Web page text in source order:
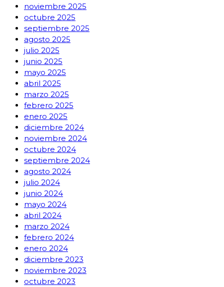
noviembre 2025
octubre 2025
septiembre 2025
agosto 2025
julio 2025
junio 2025
mayo 2025
abril 2025
marzo 2025
febrero 2025
enero 2025
diciembre 2024
noviembre 2024
octubre 2024
septiembre 2024
agosto 2024
julio 2024
junio 2024
mayo 2024
abril 2024
marzo 2024
febrero 2024
enero 2024
diciembre 2023
noviembre 2023
octubre 2023